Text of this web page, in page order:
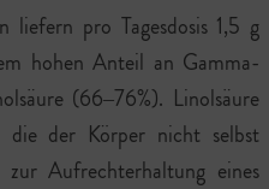
liefern pro Tagesdosis 1,5 g
hohen Anteil an Gamma-
(66–76%). Linolsäure
die der Körper nicht selbst
Aufrechterhaltung eines